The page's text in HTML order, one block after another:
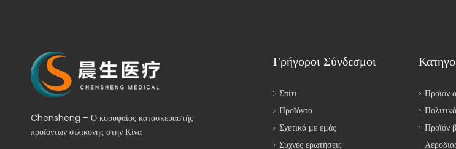
Chensheng – Ο κορυφαίος κατασκευαστής
προϊόντων σιλικόνης στην Κίνα
Γρήγοροι Σύνδεσμοι
Σπίτι
Προϊόντα
Σχετικά με εμάς
Συχνές ερωτήσεις
Προϊόν
Προϊόν